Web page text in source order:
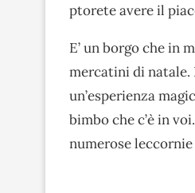
ptorete avere il
E’ un borgo che
mercatini di natale.
un’esperienza
bimbo che c’è in
numerose